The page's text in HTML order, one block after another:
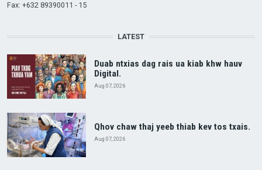
Fax: +632 89390011 - 15
LATEST
Duab ntxias dag rais ua kiab khw hauv
Digital.
Aug 07, 2026
Qhov chaw thaj yeeb thiab kev tos txais.
Aug 07, 2026